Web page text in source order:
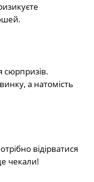
а натомість
відірватися
чекали!